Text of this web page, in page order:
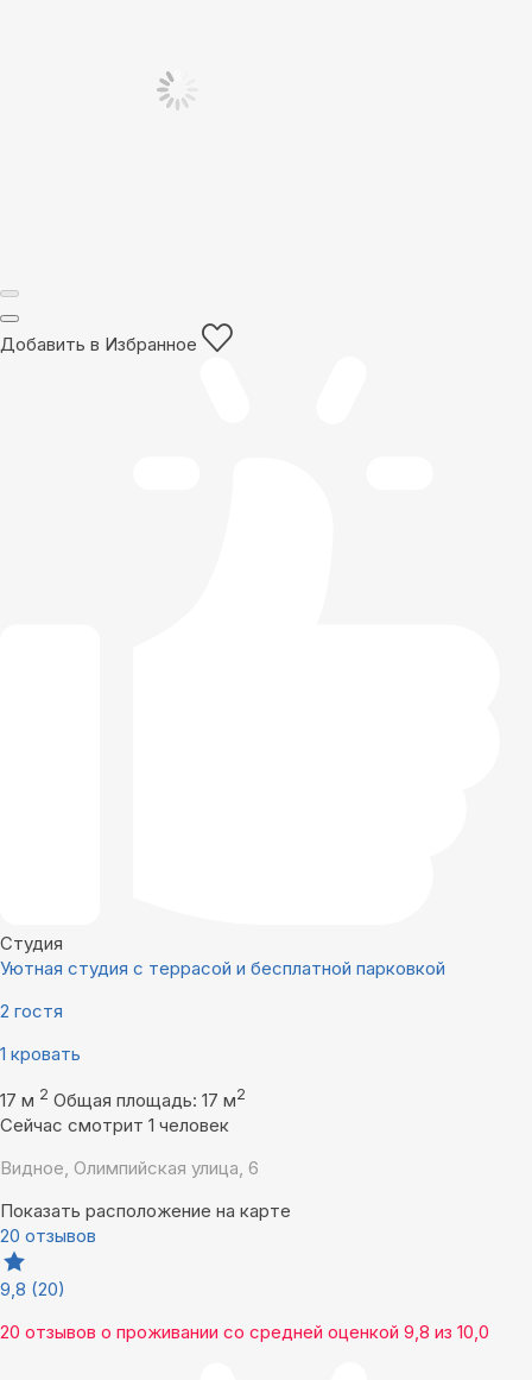
Добавить в Избранное
Студия
Уютная студия с террасой и бесплатной парковкой
2 гостя
1 кровать
17 м 2 Общая площадь: 17 м2
Сейчас смотрит 1 человек
Видное, Олимпийская улица, 6
Показать расположение на карте
20 отзывов
9,8 (20)
20 отзывов о проживании со средней оценкой 9,8 из 10,0